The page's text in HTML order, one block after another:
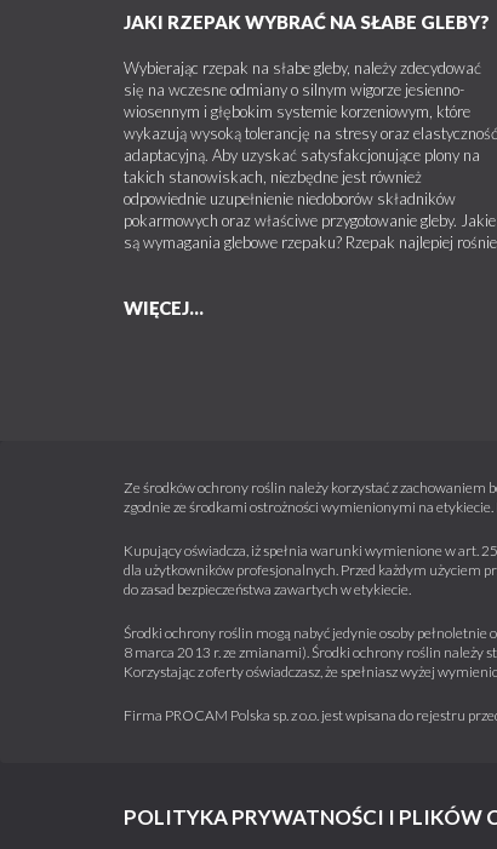
JAKI RZEPAK WYBRAĆ NA SŁABE GLEBY?
Wybierając rzepak na słabe gleby, należy zdecydować
się na wczesne odmiany o silnym wigorze jesienno-
wiosennym i głębokim systemie korzeniowym, które
wykazują wysoką tolerancję na stresy oraz elastyczność
adaptacyjną. Aby uzyskać satysfakcjonujące plony na
takich stanowiskach, niezbędne jest również
odpowiednie uzupełnienie niedoborów składników
pokarmowych oraz właściwe przygotowanie gleby. Jakie
są wymagania glebowe rzepaku? Rzepak najlepiej rośnie
WIĘCEJ...
Ze środków ochrony roślin należy korzystać z zachowaniem
zgodnie ze środkami ostrożności wymienionymi na
Kupujący oświadcza, iż spełnia warunki wymienione w art.
dla użytkowników profesjonalnych. Przed każdym użyciem
do zasad bezpieczeństwa zawartych w etykiecie.
Środki ochrony roślin mogą nabyć jedynie osoby pełnoletnie
8 marca 2013 r. ze zmianami). Środki ochrony roślin należy
Korzystając z oferty oświadczasz, że spełniasz wyżej
Firma PROCAM Polska sp. z o.o. jest wpisana do rejestru
POLITYKA PRYWATNOŚCI I PLIKÓW